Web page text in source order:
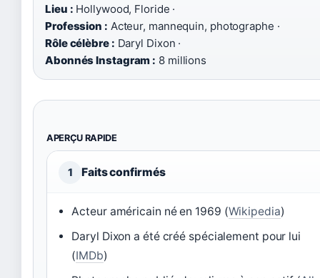
Lieu : Hollywood, Floride ·
Profession : Acteur, mannequin, photographe ·
Rôle célèbre : Daryl Dixon ·
Abonnés Instagram : 8 millions
APERÇU RAPIDE
1 Faits confirmés
Acteur américain né en 1969 (Wikipedia)
Daryl Dixon a été créé spécialement pour lui
(IMDb)